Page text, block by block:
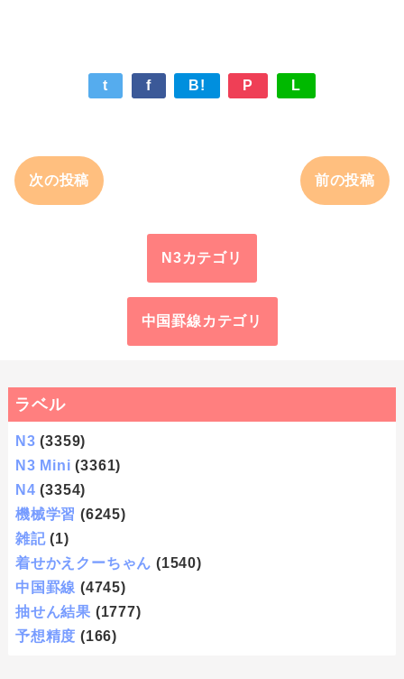
t f B! P L
次の投稿 前の投稿
N3カテゴリ
中国罫線カテゴリ
ラベル
N3 (3359)
N3 Mini (3361)
N4 (3354)
機械学習 (6245)
雑記 (1)
着せかえクーちゃん (1540)
中国罫線 (4745)
抽せん結果 (1777)
予想精度 (166)